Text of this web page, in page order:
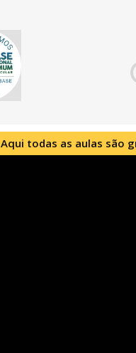
Aqui todas as aulas são